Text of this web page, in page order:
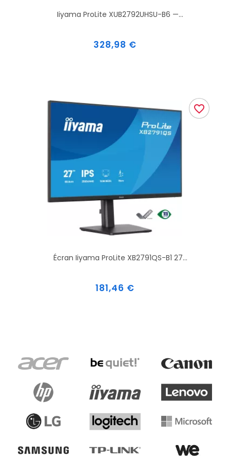
Iiyama ProLite XUB2792UHSU-B6 —...
Prix
328,98 €
Écran Iiyama ProLite XB2791QS-B1 27...
Prix
181,46 €
favorite_border